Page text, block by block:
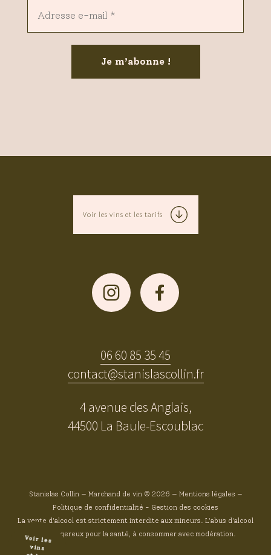
Voir les
vins
Voir les vins et les tarifs
06 60 85 35 45
contact@stanislascollin.fr
4 avenue des Anglais,
44500 La Baule-Escoublac
Stanislas Collin — Marchand de vin © 2026 — Mentions légales —
Politique de confidentialité - Gestion des cookies
La vente d'alcool est strictement interdite aux mineurs. L'abus d'alcool
est dangereux pour la santé, à consommer avec modération.